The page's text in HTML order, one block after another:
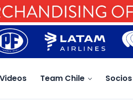
Videos Team Chile Socios